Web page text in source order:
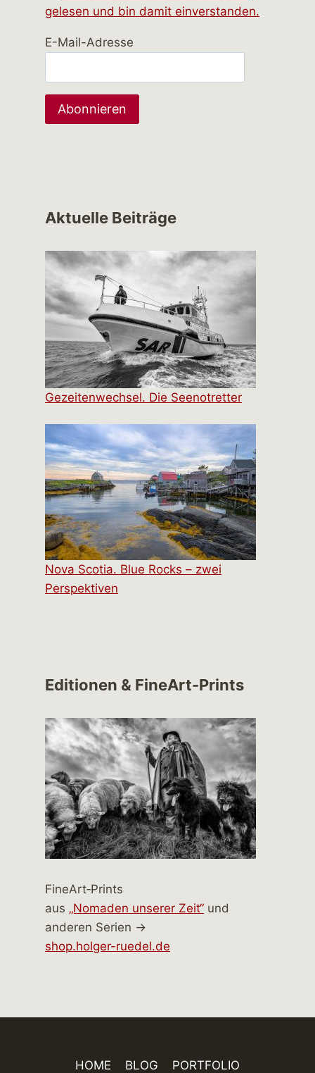
gelesen und bin damit einverstanden.
E-Mail-Adresse
Aktuelle Beiträge
Gezeitenwechsel. Die Seenotretter
Nova Scotia. Blue Rocks – zwei
Perspektiven
Editionen & FineArt-Prints
FineArt‑Prints
aus „Nomaden unserer Zeit“ und
anderen Serien →
shop.holger-ruedel.de
HOME BLOG PORTFOLIO